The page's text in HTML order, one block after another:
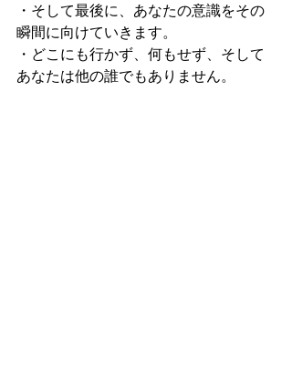
・そして最後に、あなたの意識をその
瞬間に向けていきます。
・どこにも行かず、何もせず、そして
あなたは他の誰でもありません。